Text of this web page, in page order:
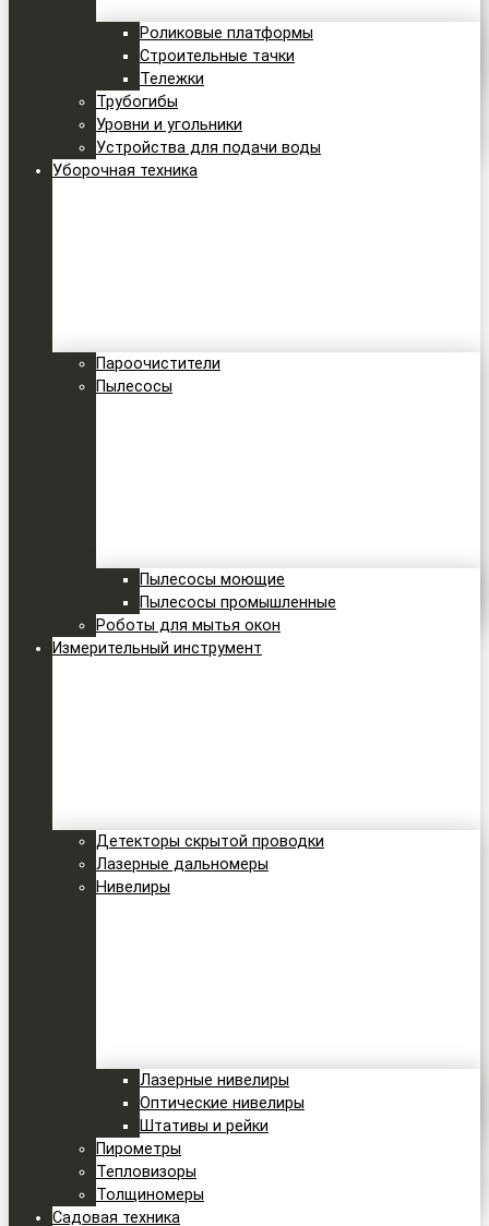
Роликовые платформы
Строительные тачки
Тележки
Трубогибы
Уровни и угольники
Устройства для подачи воды
Уборочная техника
Пароочистители
Пылесосы
Пылесосы моющие
Пылесосы промышленные
Роботы для мытья окон
Измерительный инструмент
Детекторы скрытой проводки
Лазерные дальномеры
Нивелиры
Лазерные нивелиры
Оптические нивелиры
Штативы и рейки
Пирометры
Тепловизоры
Толщиномеры
Садовая техника